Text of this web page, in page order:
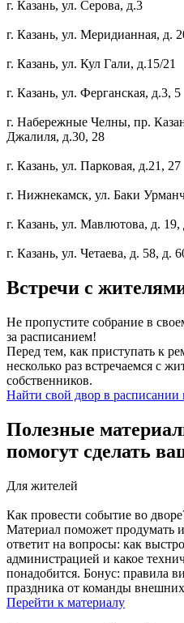
г. Казань, ул. Серова, д.3
г. Казань, ул. Меридианная, д.
г. Казань, ул. Кул Гали, д.15/21
г. Казань, ул. Ферганская, д.3, 5
г. Набережные Челны, пр.
Джалиля, д.30, 28
г. Казань, ул. Парковая, д.21, 27
г. Нижнекамск, ул. Баки
г. Казань, ул. Мавлютова, д. 19,
г. Казань, ул. Четаева, д. 58, д.
Встречи с
Не пропустите собрание в
за расписанием!
Перед тем, как приступать к
несколько раз встречаемся с
собственников.
Найти свой двор в расписании
Полезные
помогут сделать
Для жителей
Как провести событие во
Материал поможет продумать
ответит на вопросы: как
администрацией и какое
понадобится. Бонус: правила
праздника от команды
Перейти к материалу